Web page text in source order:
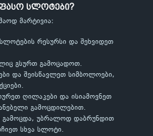
სლოტები?
მარტივია:
რესურსი და შეხვიდეთ
გსურთ გამოცადოთ.
და შეისწავლეთ სიმბოლოები,
ღილაკები და ისიამოვნეთ
გამოცდილებით.
გამოცდა, უბრალოდ დაბრუნდით
სხვა სლოტი.